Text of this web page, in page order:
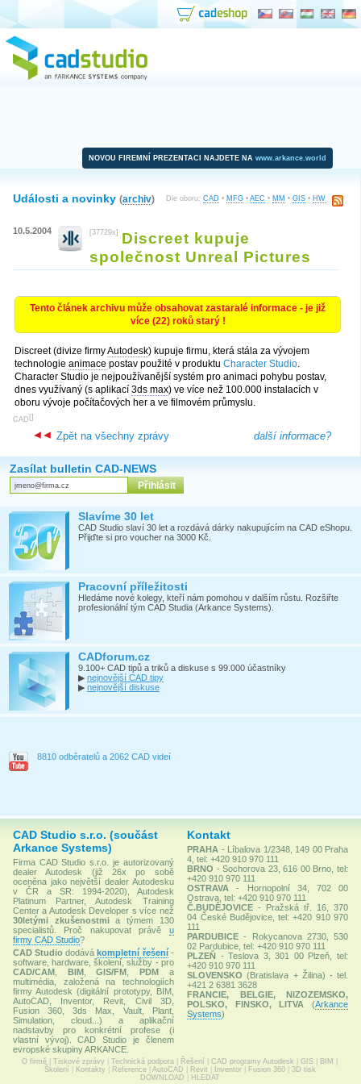
NOVOU FIREMNÍ PREZENTACI NAJDETE NA www.arkance.world
Dle oboru: CAD • MFG • AEC • MM • GIS • HW
Události a novinky (archiv)
10.5.2004 [37729x]
Discreet kupuje
společnost Unreal Pictures
Tento článek archivu může obsahovat zastaralé informace - je již
více (22) roků starý !
Discreet (divize firmyAutodesk) kupuje firmu, která stála za vývojem
technologie animace postav použité v produktu Character Studio.
Character Studio je nejpoužívanější systém pro animaci pohybu postav,
dnes využívaný (s aplikací 3ds max) ve více než 100.000 instalacích v
oboru vývoje počítačových her a ve filmovém průmyslu.
[
CAD ]
další informace?
Zpět na všechny zprávy
Zasílat bulletin CAD-NEWS
Slavíme 30 let
CAD Studio slaví 30 let a rozdává dárky nakupujícím na CAD eShopu.
Přijďte si pro voucher na 3000 Kč.
Pracovní příležitosti
Hledáme nové kolegy, kteří nám pomohou v dalším růstu. Rozšiřte
profesionální tým CAD Studia (Arkance Systems).
CADforum.cz
9.100+ CAD tipů a triků a diskuse s 99.000 účastníky
▶ nejnovější CAD tipy
▶ nejnovější diskuse
8810 odběratelů a 2062 CAD videí
CAD Studio s.r.o. (součást
Arkance Systems)
Firma CAD Studio s.r.o. je autorizovaný
dealer Autodesk (již 26x po sobě
oceněna jako největší dealer Autodesku
v ČR a SR: 1994-2020), Autodesk
Platinum Partner, Autodesk Training
Center a Autodesk Developer s více než
30letými zkušenostmia týmem 130
specialistů. Proč nakupovat právě u
firmy CAD Studio?
CAD Studio dodávákompletní řešení-
software, hardware, školení, služby - pro
CAD/CAM
BIM,GIS/FM ,PDM a
multimédia, založená na technologiích
firmy Autodesk (digitální prototypy, BIM,
AutoCAD, Inventor, Revit, Civil 3D,
Fusion 360, 3ds Max, Vault, Plant,
Simulation, cloud...) a aplikační
nadstavby pro konkrétní profese (i
vlastní vývoj). CAD Studio je členem
evropské skupiny ARKANCE.
Kontakt
PRAHA - Líbalova 1/2348, 149 00 Praha
4, tel: +420 910 970 111
BRNO - Sochorova 23, 616 00 Brno, tel:
+420 910 970 111
OSTRAVA
- Hornopolní 34, 702 00
Ostrava, tel: +420 910 970 111
Č.BUDĚJOVICE - Pražská tř. 16, 370
04 České Budějovice, tel: +420 910 970
111
PARDUBICE - Rokycanova 2730, 530
02 Pardubice, tel: +420 910 970 111
PLZEŇ - Teslova 3, 301 00 Plzeň, tel:
+420 910 970 111
SLOVENSKO (Bratislava + Žilina) - tel.
+421 2 6381 3628
FRANCIE, BELGIE, NIZOZEMSKO,
POLSKO, FINSKO, LITVA
(Arkance
Systems)
O firmě Tiskové zprávy Technická podpora Řešení CAD programy Autodesk GIS BIM
Školení
Kontakty Reference| AutoCAD Revit Inventor| Fusion 360| 3D tisk
DOWNLOAD
HLEDAT